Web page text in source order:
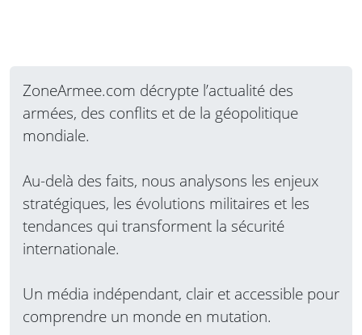
ZoneArmee.com décrypte l’actualité des
armées, des conflits et de la géopolitique
mondiale.
Au-delà des faits, nous analysons les enjeux
stratégiques, les évolutions militaires et les
tendances qui transforment la sécurité
internationale.
Un média indépendant, clair et accessible pour
comprendre un monde en mutation.